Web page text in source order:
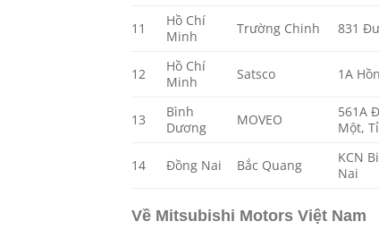
11
Hồ Chí
Minh
Trường Chinh 831
12
Hồ Chí
Minh
Satsco 1A
13
Bình
Dương
MOVEO
561A
Một,
14 Đồng Nai Bắc Quang
KCN
Nai
Về Mitsubishi Motors Việt Nam